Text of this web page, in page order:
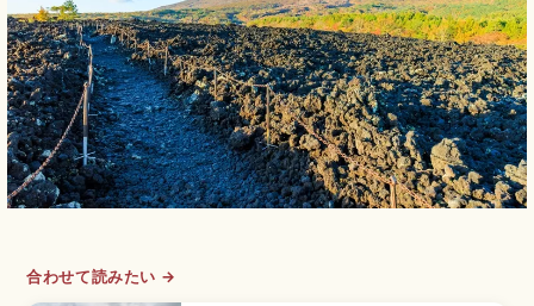
合わせて読みたい →